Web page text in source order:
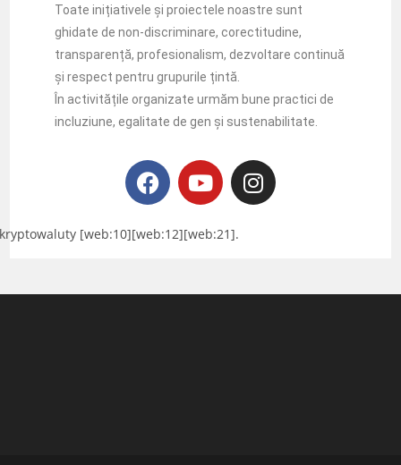
Toate inițiativele și proiectele noastre sunt
ghidate de non-discriminare, corectitudine,
transparență, profesionalism, dezvoltare continuă
și respect pentru grupurile țintă.
În activitățile organizate urmăm bune practici de
incluziune, egalitate de gen și sustenabilitate.
kryptowaluty [web:10][web:12][web:21].